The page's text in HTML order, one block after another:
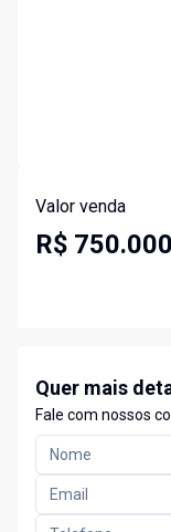
Valor venda
R$
Quer mais
Fale com nossos